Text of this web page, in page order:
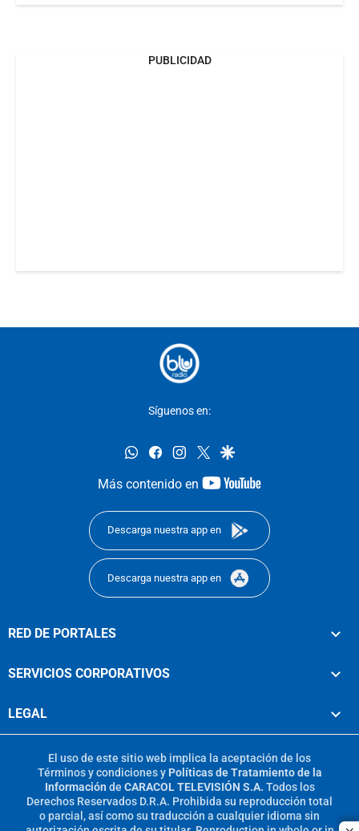
PUBLICIDAD
Síguenos en:
whatsappfacebookinstagram
twittergoogle
Más contenido en
youtube-
Descarga nuestra app en
Descarga nuestra app en
RED DE PORTALES
SERVICIOS CORPORATIVOS
LEGAL
El uso de este sitio web implica la aceptación de los
Términos y condicionesy Políticas de Tratamiento de la
Información de CARACOL TELEVISIÓN S.A. Todos los
Derechos Reservados D.R.A. Prohibida su reproducción total
o parcial, así como su traducción a cualquier idioma sin